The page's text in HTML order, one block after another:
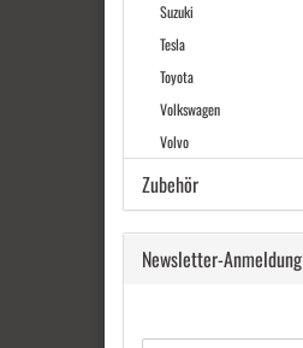
Suzuki
Tesla
Toyota
Volkswagen
Volvo
Zubehör
Newsletter-Anmeldung